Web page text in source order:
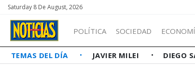
Saturday 8 De August, 2026
POLÍTICA SOCIEDAD
TEMAS DEL DÍA JAVIER MILEI DIEGO